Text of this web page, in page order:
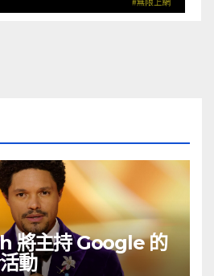
將主持 Google 的
動